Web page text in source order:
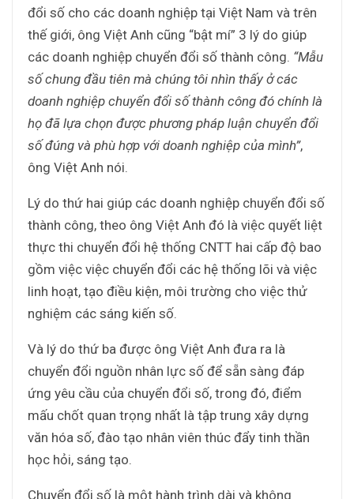
đổi số cho các doanh nghiệp tại Việt Nam và trên
thế giới, ông Việt Anh cũng “bật mí” 3 lý do giúp
các doanh nghiệp chuyển đổi số thành công. “Mẫu
số chung đầu tiên mà chúng tôi nhìn thấy ở các
doanh nghiệp chuyển đổi số thành công đó chính là
họ đã lựa chọn được phương pháp luận chuyển đổi
số đúng và phù hợp với doanh nghiệp của mình”,
ông Việt Anh nói.
Lý do thứ hai giúp các doanh nghiệp chuyển đổi số
thành công, theo ông Việt Anh đó là việc quyết liệt
thực thi chuyển đổi hệ thống CNTT hai cấp độ bao
gồm việc việc chuyển đổi các hệ thống lõi và việc
linh hoạt, tạo điều kiện, môi trường cho việc thử
nghiệm các sáng kiến số.
Và lý do thứ ba được ông Việt Anh đưa ra là
chuyển đổi nguồn nhân lực số để sẵn sàng đáp
ứng yêu cầu của chuyển đổi số, trong đó, điểm
mấu chốt quan trọng nhất là tập trung xây dựng
văn hóa số, đào tạo nhân viên thúc đẩy tinh thần
học hỏi, sáng tạo.
Chuyển đổi số là một hành trình dài và không